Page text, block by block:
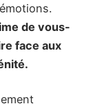
de vous-
face aux